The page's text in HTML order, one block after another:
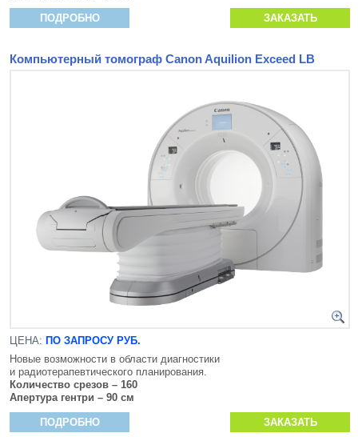
ПОДРОБНО ЗАКАЗАТЬ
Компьютерный томограф Canon Aquilion Exceed LB
ЦЕНА: ПО ЗАПРОСУ РУБ.
Новые возможности в области диагностики
и радиотерапевтического планирования.
Количество срезов – 160
Апертура гентри – 90 см
ПОДРОБНО ЗАКАЗАТЬ